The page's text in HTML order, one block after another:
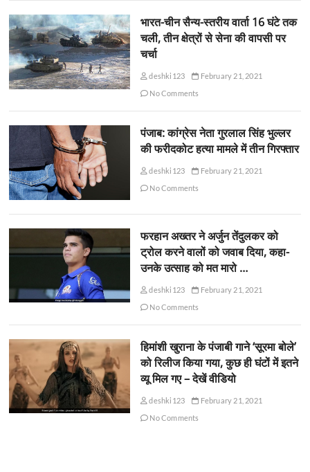
भारत-चीन सैन्य-स्तरीय वार्ता 16 घंटे तक
चली, तीन क्षेत्रों से सेना की वापसी पर
चर्चा
deshki123
February 21, 2021
No Comments
पंजाब: कांग्रेस नेता गुरलाल सिंह भुल्लर
की फरीदकोट हत्या मामले में तीन गिरफ्तार
deshki123
February 21, 2021
No Comments
फरहान अख्तर ने अर्जुन तेंदुलकर को
ट्रोल करने वालों को जवाब दिया, कहा-
उनके उत्साह को मत मारो …
deshki123
February 21, 2021
No Comments
हिमांशी खुराना के पंजाबी गाने ‘सूरमा बोले’
को रिलीज किया गया, कुछ ही घंटों में इतने
व्यू मिल गए – देखें वीडियो
deshki123
February 21, 2021
No Comments